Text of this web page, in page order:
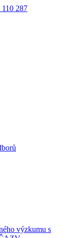
287
výzkumu s